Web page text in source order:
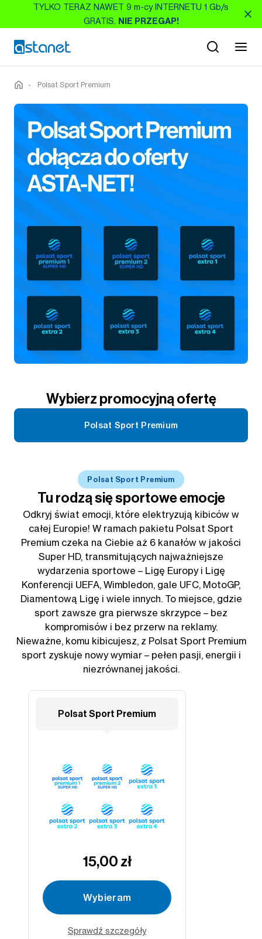
TYLKO TERAZ NAWET 9 m-cy INTERNETU 1 Gb/s
GRATIS. NIE PRZEGAP!
- Polsat Sport Premium
Wybierz promocyjną ofertę
Polsat Sport Premium
Polsat Sport Premium
Tu rodzą się sportowe emocje
Odkryj świat emocji, które elektryzują kibiców w
całej Europie! W ramach pakietu Polsat Sport
Premium czeka na Ciebie aż 6 kanałów w jakości
Super HD, transmitujących najważniejsze
wydarzenia sportowe – Ligę Europy i Ligę
Konferencji UEFA, Wimbledon, gale UFC, MotoGP,
Diamentową Ligę i wiele innych. To miejsce, gdzie
sport zawsze gra pierwsze skrzypce – bez
kompromisów i bez przerw na reklamy.
Nieważne, komu kibicujesz, z Polsat Sport Premium
sport zyskuje nowy wymiar – pełen pasji, energii i
niezrównanej jakości.
Polsat Sport Premium
15,00 zł
Wybieram
Sprawdź szczegóły